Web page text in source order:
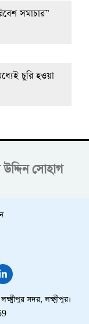
সমাচার”
চুরি হওয়া
সোহাগ
সদর, লক্ষ্মীপুর।